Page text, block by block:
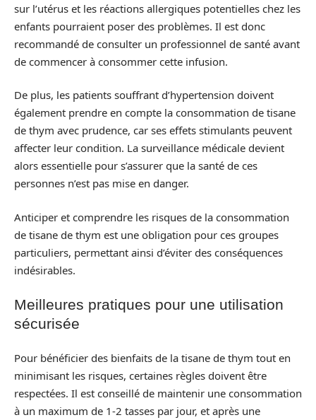
sur l’utérus et les réactions allergiques potentielles chez les
enfants pourraient poser des problèmes. Il est donc
recommandé de consulter un professionnel de santé avant
de commencer à consommer cette infusion.
De plus, les patients souffrant d’hypertension doivent
également prendre en compte la consommation de tisane
de thym avec prudence, car ses effets stimulants peuvent
affecter leur condition. La surveillance médicale devient
alors essentielle pour s’assurer que la santé de ces
personnes n’est pas mise en danger.
Anticiper et comprendre les risques de la consommation
de tisane de thym est une obligation pour ces groupes
particuliers, permettant ainsi d’éviter des conséquences
indésirables.
Meilleures pratiques pour une utilisation
sécurisée
Pour bénéficier des bienfaits de la tisane de thym tout en
minimisant les risques, certaines règles doivent être
respectées. Il est conseillé de maintenir une consommation
à un maximum de 1-2 tasses par jour, et après une